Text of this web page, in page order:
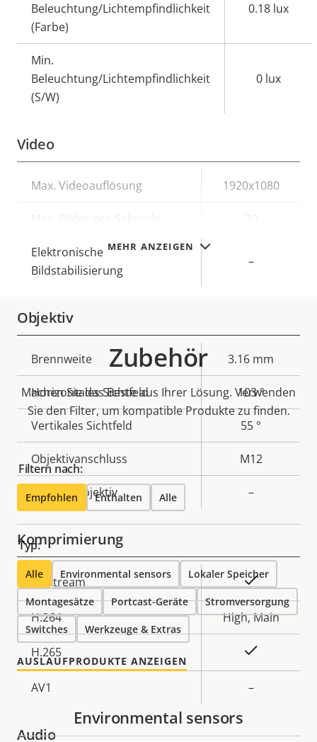
MEHR ANZEIGEN
Beleuchtung/Lichtempfindlichkeit
(Farbe)
0.18 lux
Min.
Beleuchtung/Lichtempfindlichkeit
(S/W)
0 lux
Video
Eigentumsbeschreibung Eigentumswert
Max. Videoauflösung 1920x1080
Elektronische
Bildstabilisierung
–
Objektiv
Eigentumsbeschreibung Eigentumswert
Brennweite 3.16 mm
Horizontales Sichtfeld 103 °
Vertikales Sichtfeld 55 °
Objektivanschluss M12
Wechselobjektiv –
Komprimierung
Eigentumsbeschreibung Eigentumswert
Zipstream Ja
H.264 High, Main
H.265
AV1 –
Audio
Zubehör
Machen Sie das Beste aus Ihrer Lösung. Verwenden
Sie den Filter, um kompatible Produkte zu finden.
Filtern nach:
Empfohlen Enthalten Alle
Typ:
Alle Environmental sensors Lokaler Speicher
Montagesätze Portcast-Geräte Stromversorgung
Switches Werkzeuge & Extras
AUSLAUFPRODUKTE ANZEIGEN
Environmental sensors